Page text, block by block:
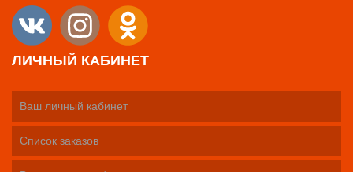
ЛИЧНЫЙ КАБИНЕТ
Ваш личный кабинет
Список заказов